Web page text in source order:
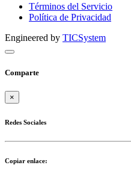
Términos del Servicio
Política de Privacidad
Engineered by TICSystem
Comparte
×
Redes Sociales
Copiar enlace: